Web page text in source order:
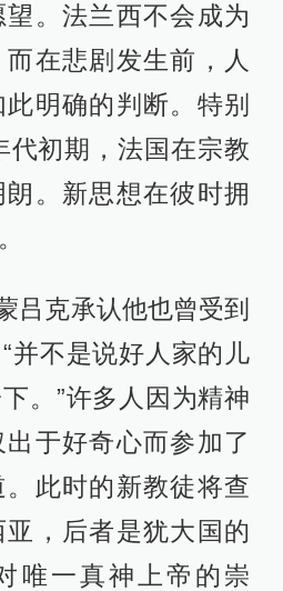
。法兰西不会成为
在悲剧发生前，人
明确的判断。特别
代初期，法国在宗教
朗。新思想在彼时拥
吕克承认他也曾受到
并不是说好人家的儿
。”许多人因为精神
出于好奇心而参加了
此时的新教徒将查
，后者是犹大国的
唯一真神上帝的崇